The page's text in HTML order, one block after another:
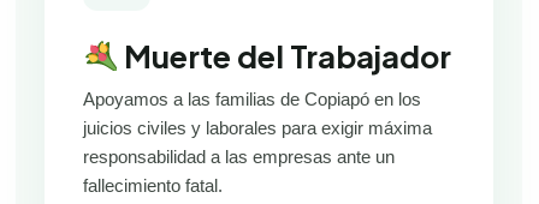
Muerte del Trabajador
Apoyamos a las familias de Copiapó en los
juicios civiles y laborales para exigir máxima
responsabilidad a las empresas ante un
fallecimiento fatal.